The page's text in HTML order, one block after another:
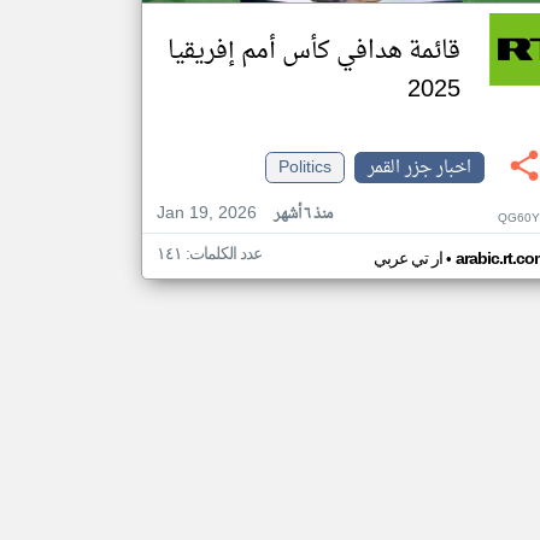
قائمة هدافي كأس أمم إفريقيا
2025
اخبار جزر القمر
Politics
Jan 19, 2026
منذ ٦ أشهر
ار تي عربي• عدد الكلمات: ١٤١